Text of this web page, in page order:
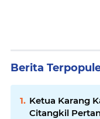
Berita
Ketua Karang
Citangkil